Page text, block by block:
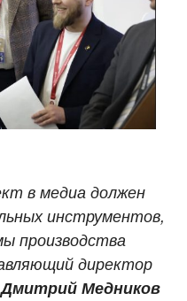
в медиа должен
инструментов,
производства
директор
Дмитрий Медников